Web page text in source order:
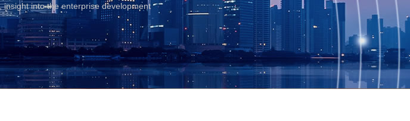
into the enterprise development